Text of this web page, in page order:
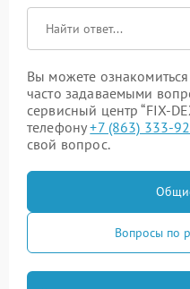
Вы можете
часто задаваемыми
сервисный центр “FIX-
телефону+7 (863) 333-
свой вопрос.
Вопросы по